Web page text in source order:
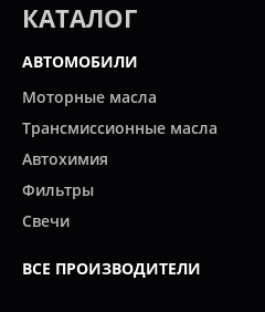
КАТАЛОГ
АВТОМОБИЛИ
Моторные масла
Трансмиссионные масла
Автохимия
Фильтры
Свечи
ВСЕ ПРОИЗВОДИТЕЛИ